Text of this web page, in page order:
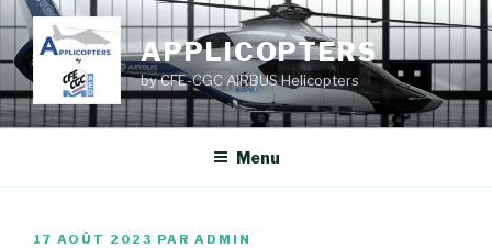
Aller
contenu
principal
APPLICOPTERS
by CFE-CGC AIRBUS Helicopters
Menu
PUBLIÉ
17 AOÛT 2023 PAR ADMIN